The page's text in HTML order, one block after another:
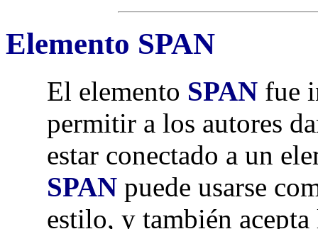
Elemento SPAN
El elemento SPANfue
permitir a los autores
estar conectado a un
SPANpuede usarse
estilo, y también